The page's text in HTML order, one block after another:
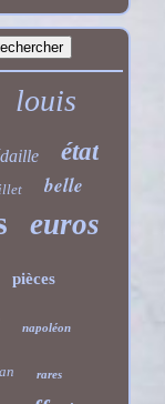
louis
état
belle
euros
pièces
napoléon
rares